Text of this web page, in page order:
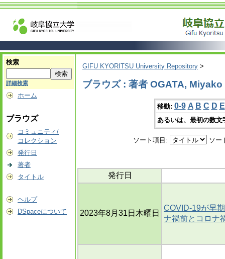
検索
詳細検索
ホーム
ブラウズ
コミュニティ/
コレクション
発行日
著者
タイトル
ヘルプ
DSpaceについて
GIFU KYORITSU University Repository >
ブラウズ : 著者 OGATA, Miyako
移動: 0-9 A B C D E
あるいは、最初の数
ソート項目: ソー
発行日
2023年8月31日木曜日
COVID-19が早
ナ禍前とコロナ